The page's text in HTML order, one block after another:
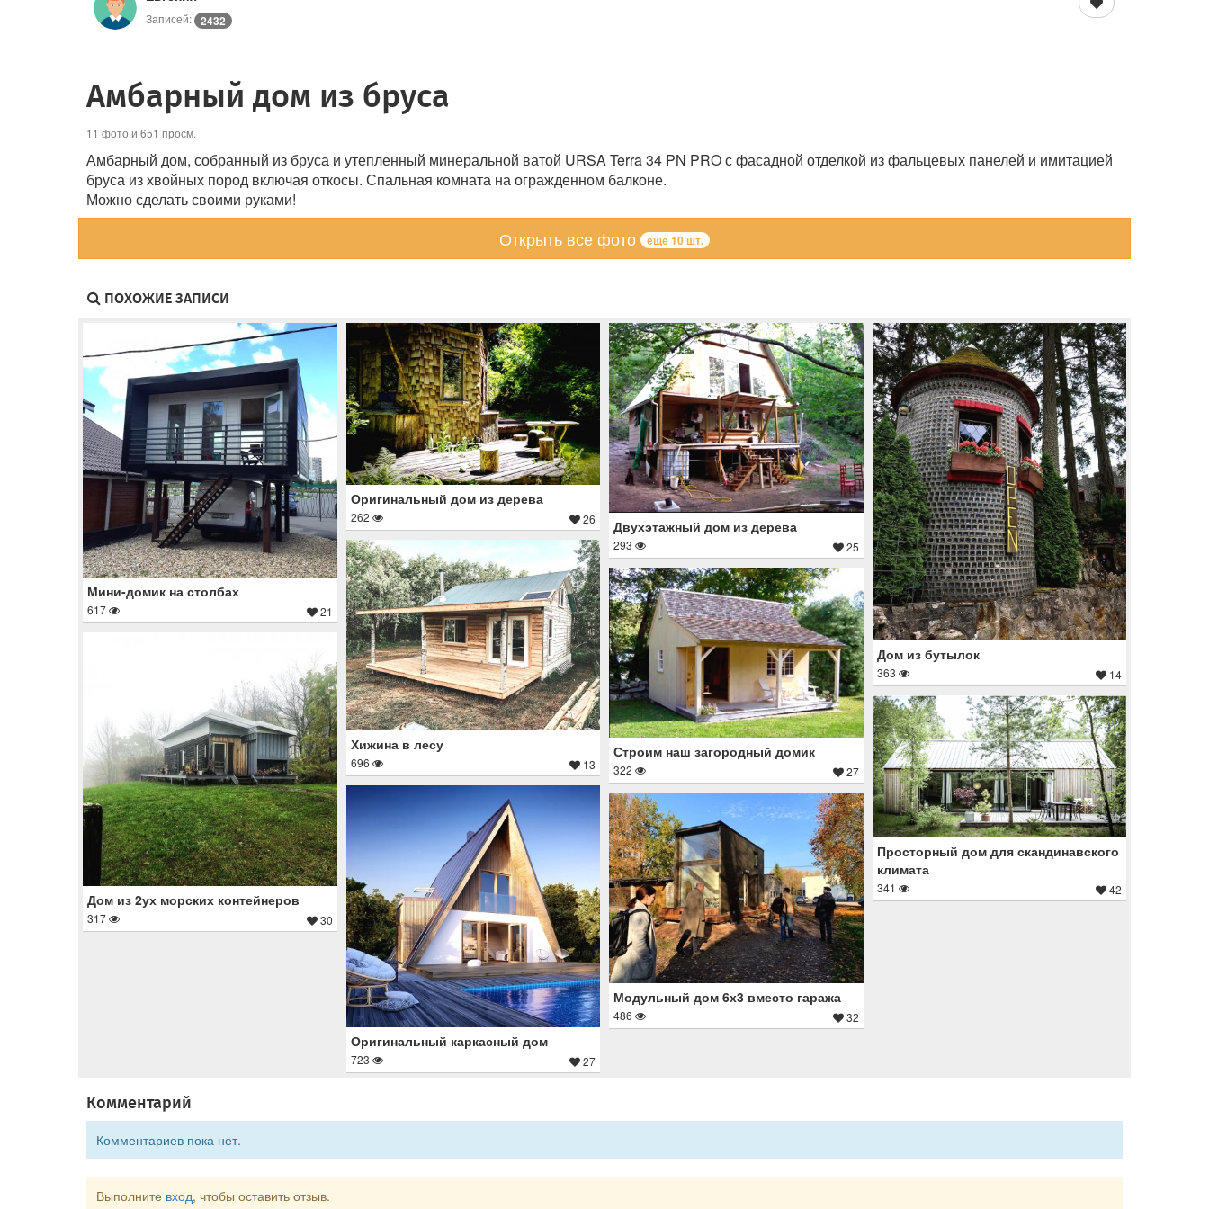
Записей: 2432
Амбарный дом из бруса
11 фото и 651 просм.
Амбарный дом, собранный из бруса и утепленный минеральной ватой URSA Terra 34 PN PRO с фасадной отделкой из фальцевых панелей и имитацией
бруса из хвойных пород включая откосы. Спальная комната на огражденном балконе.
Можно сделать своими руками!
Открыть все фото еще 10 шт.
ПОХОЖИЕ ЗАПИСИ
Мини-домик на столбах
617 21
Оригинальный дом из дерева
262 26 Двухэтажный дом из дерева
293 25
Дом из бутылок
363 14
Хижина в лесу
696 13
Строим наш загородный домик
322 27
Дом из 2ух морских контейнеров
317 30
Просторный дом для скандинавского
климата
341 42
Оригинальный каркасный дом
723 27
Модульный дом 6х3 вместо гаража
486 32
Комментарий
Комментариев пока нет.
Выполните вход, чтобы оставить отзыв.